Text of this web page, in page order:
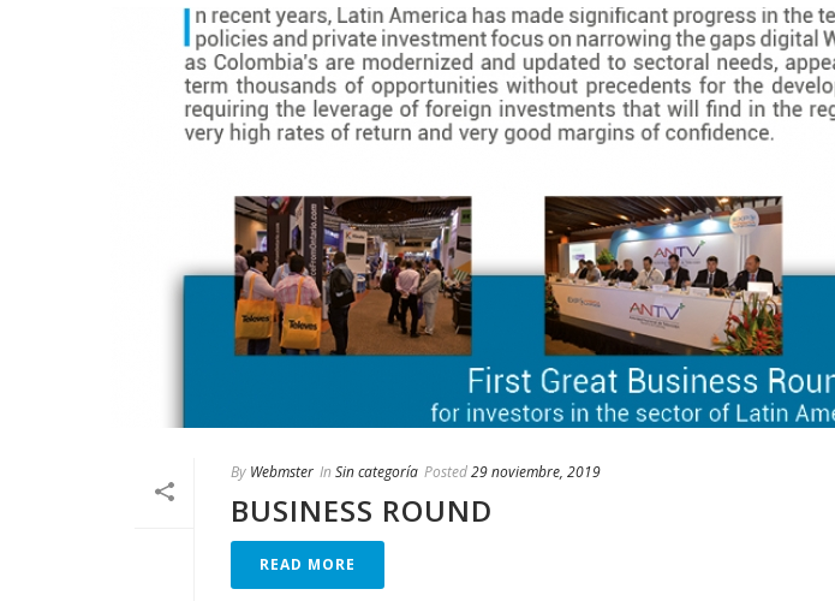
By Webmster In Sin categoría Posted29 noviembre, 2019
BUSINESS ROUND
READ MORE